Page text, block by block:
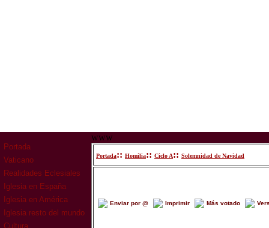
Portada
Vaticano
Realidades Eclesiales
Iglesia en España
Iglesia en América
Iglesia resto del mundo
Cultura
www
Portada:: Homilia:: Ciclo A:: Solemnidad de Navidad
Enviar por @ Imprimir Más votado